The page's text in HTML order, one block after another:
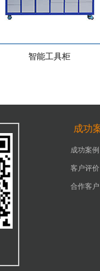
智能工具柜
成功
成功案例
客户评价
合作客户